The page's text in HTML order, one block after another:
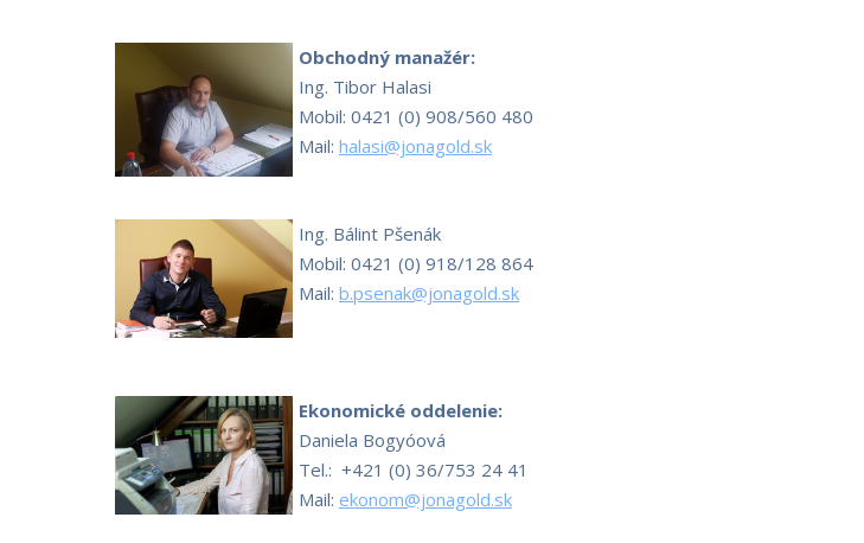
Obchodný manažér:
Ing. Tibor Halasi
Mobil: 0421 (0) 908/560 480
Mail: halasi@jonagold.sk
Ing. Bálint Pšenák
Mobil: 0421 (0) 918/128 864
Mail: b.psenak@jonagold.sk
Ekonomické oddelenie:
Daniela Bogyóová
Tel.: +421 (0) 36/753 24 41
Mail: ekonom@jonagold.sk